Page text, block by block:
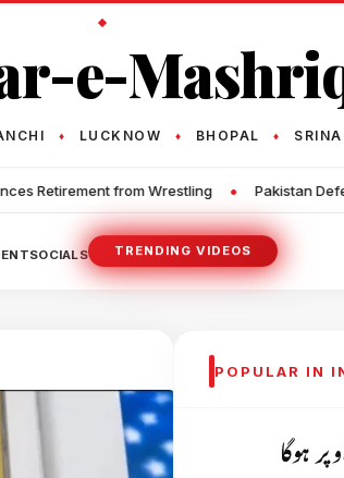
e-
♦ LUCKNOW ♦ BHOPAL ♦
• Pakistan Defeats West Indies in the
SOCIALS TRENDING VIDEOS
POPULAR IN
ہوگا